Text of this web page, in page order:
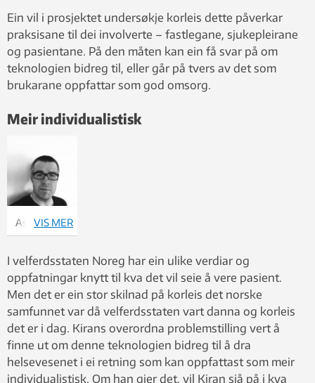
Ein vil i prosjektet undersøkje korleis dette påverkar
praksisane til dei involverte – fastlegane, sjukepleirane
og pasientane. På den måten kan ein få svar på om
teknologien bidreg til, eller går på tvers av det som
brukarane oppfattar som god omsorg.
Meir individualistisk
Asle H.
Kiran
Foto: Privat
VIS MER
I velferdsstaten Noreg har ein ulike verdiar og
oppfatningar knytt til kva det vil seie å vere pasient.
Men det er ein stor skilnad på korleis det norske
samfunnet var då velferdsstaten vart danna og korleis
det er i dag. Kirans overordna problemstilling vert å
finne ut om denne teknologien bidreg til å dra
helsevesenet i ei retning som kan oppfattast som meir
individualistisk. Om han gjer det, vil Kiran sjå på i kva